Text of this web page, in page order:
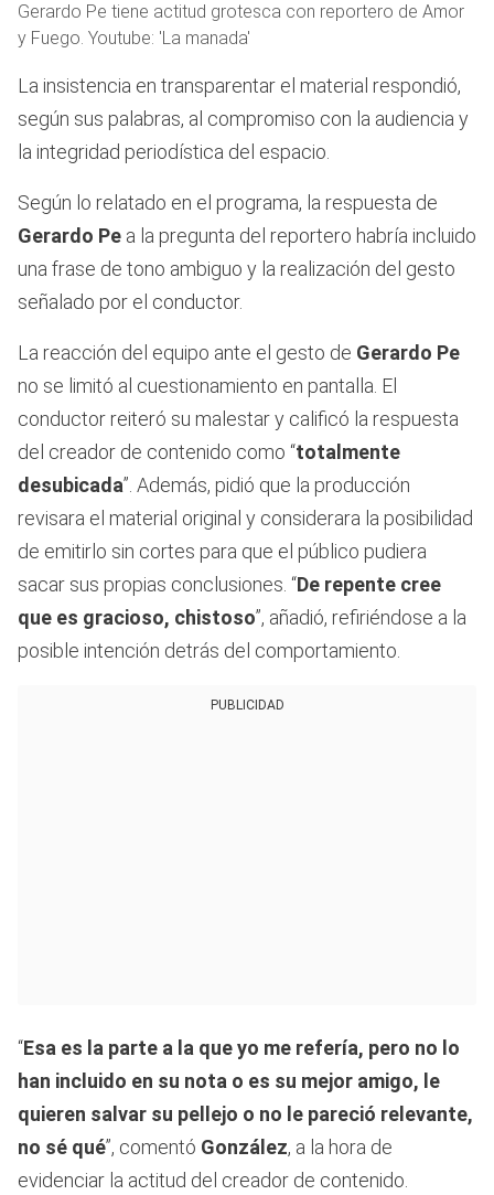
Gerardo Pe tiene actitud grotesca con reportero de Amor
y Fuego. Youtube: 'La manada'
La insistencia en transparentar el material respondió,
según sus palabras, al compromiso con la audiencia y
la integridad periodística del espacio.
Según lo relatado en el programa, la respuesta de
Gerardo Pe a la pregunta del reportero habría incluido
una frase de tono ambiguo y la realización del gesto
señalado por el conductor.
La reacción del equipo ante el gesto de Gerardo Pe
no se limitó al cuestionamiento en pantalla. El
conductor reiteró su malestar y calificó la respuesta
del creador de contenido como “totalmente
desubicada”. Además, pidió que la producción
revisara el material original y considerara la posibilidad
de emitirlo sin cortes para que el público pudiera
sacar sus propias conclusiones. “De repente cree
que es gracioso, chistoso”, añadió, refiriéndose a la
posible intención detrás del comportamiento.
PUBLICIDAD
“Esa es la parte a la que yo me refería, pero no lo
han incluido en su nota o es su mejor amigo, le
quieren salvar su pellejo o no le pareció relevante,
no sé qué”, comentó González, a la hora de
evidenciar la actitud del creador de contenido.